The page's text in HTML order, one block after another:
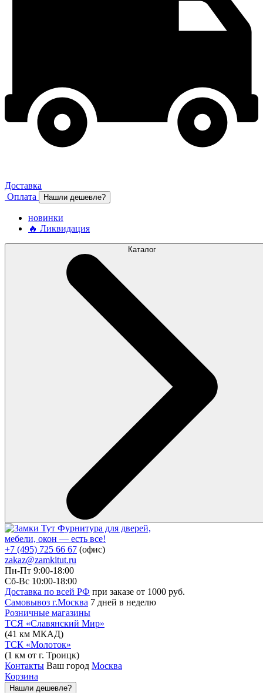
Доставка
Оплата
Нашли дешевле?
новинки
🔥 Ликвидация
Каталог
Фурнитура для дверей,
мебели, окон — есть все!
+7 (495) 725 66 67 (офис)
zakaz@zamkitut.ru
Пн-Пт 9:00-18:00
Сб-Вс 10:00-18:00
Доставка по всей РФ при заказе от 1000 руб.
Самовывоз г.Москва 7 дней в неделю
Розничные магазины
ТСЯ «Славянский Мир»
(41 км МКАД)
ТСК «Молоток»
(1 км от г. Троицк)
Контакты Ваш город Москва
Корзина
Нашли дешевле?